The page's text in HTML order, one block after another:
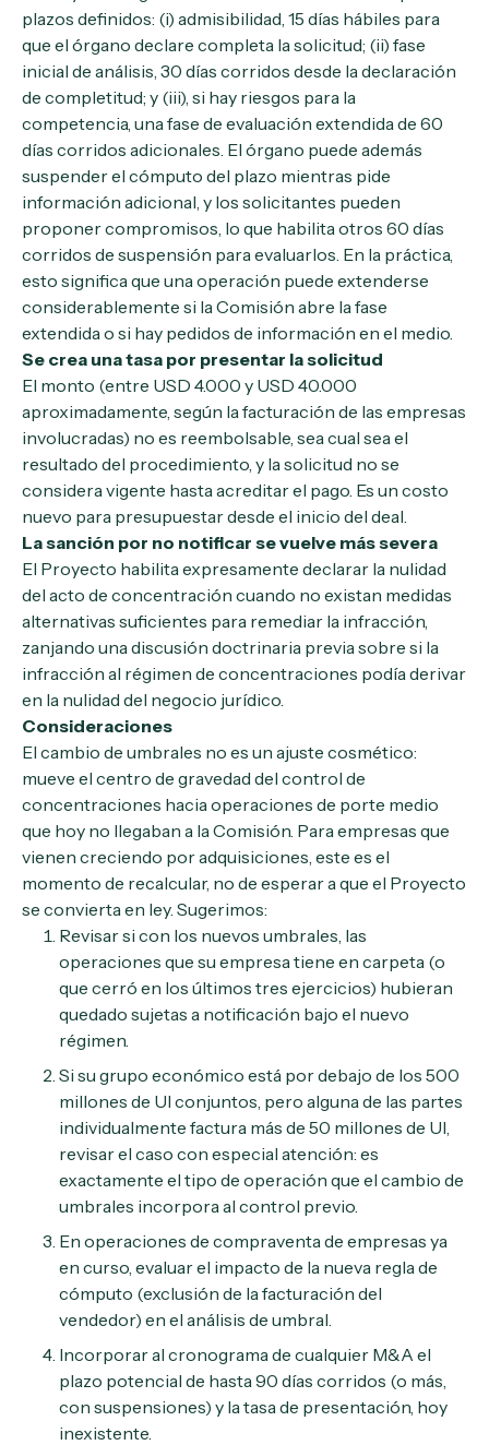
plazos definidos: (i) admisibilidad, 15 días hábiles para
que el órgano declare completa la solicitud; (ii) fase
inicial de análisis, 30 días corridos desde la declaración
de completitud; y (iii), si hay riesgos para la
competencia, una fase de evaluación extendida de 60
días corridos adicionales. El órgano puede además
suspender el cómputo del plazo mientras pide
información adicional, y los solicitantes pueden
proponer compromisos, lo que habilita otros 60 días
corridos de suspensión para evaluarlos. En la práctica,
esto significa que una operación puede extenderse
considerablemente si la Comisión abre la fase
extendida o si hay pedidos de información en el medio.
Se crea una tasa por presentar la solicitud
El monto (entre USD 4.000 y USD 40.000
aproximadamente, según la facturación de las empresas
involucradas) no es reembolsable, sea cual sea el
resultado del procedimiento, y la solicitud no se
considera vigente hasta acreditar el pago. Es un costo
nuevo para presupuestar desde el inicio del deal.
La sanción por no notificar se vuelve más severa
El Proyecto habilita expresamente declarar la nulidad
del acto de concentración cuando no existan medidas
alternativas suficientes para remediar la infracción,
zanjando una discusión doctrinaria previa sobre si la
infracción al régimen de concentraciones podía derivar
en la nulidad del negocio jurídico.
Consideraciones
El cambio de umbrales no es un ajuste cosmético:
mueve el centro de gravedad del control de
concentraciones hacia operaciones de porte medio
que hoy no llegaban a la Comisión. Para empresas que
vienen creciendo por adquisiciones, este es el
momento de recalcular, no de esperar a que el Proyecto
se convierta en ley. Sugerimos:
Revisar si con los nuevos umbrales, las
operaciones que su empresa tiene en carpeta (o
que cerró en los últimos tres ejercicios) hubieran
quedado sujetas a notificación bajo el nuevo
régimen.
Si su grupo económico está por debajo de los 500
millones de UI conjuntos, pero alguna de las partes
individualmente factura más de 50 millones de UI,
revisar el caso con especial atención: es
exactamente el tipo de operación que el cambio de
umbrales incorpora al control previo.
En operaciones de compraventa de empresas ya
en curso, evaluar el impacto de la nueva regla de
cómputo (exclusión de la facturación del
vendedor) en el análisis de umbral.
Incorporar al cronograma de cualquier M&A el
plazo potencial de hasta 90 días corridos (o más,
con suspensiones) y la tasa de presentación, hoy
inexistente.